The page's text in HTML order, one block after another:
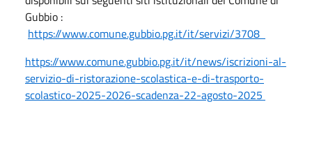
Gubbio :
https://www.comune.gubbio.pg.it/it/servizi/3708
https://www.comune.gubbio.pg.it/it/news/iscrizioni-al-
servizio-di-ristorazione-scolastica-e-di-trasporto-
scolastico-2025-2026-scadenza-22-agosto-2025